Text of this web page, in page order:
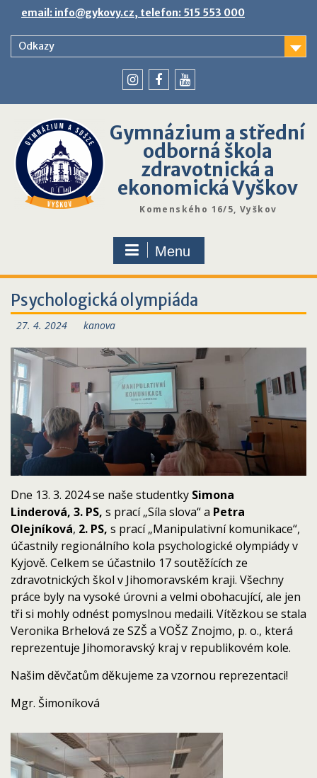
content
email: info@gykovy.cz, telefon: 515 553 000
Odkazy
Gymnázium a střední
odborná škola
zdravotnická a
ekonomická Vyškov
Komenského 16/5, Vyškov
Menu
Psychologická olympiáda
27. 4. 2024 kanova
Dne 13. 3. 2024 se naše studentky Simona
Linderová, 3. PS, s prací „Síla slova“ a Petra
Olejníková, 2. PS, s prací „Manipulativní komunikace“,
účastnily regionálního kola psychologické olympiády v
Kyjově. Celkem se účastnilo 17 soutěžících ze
zdravotnických škol v Jihomoravském kraji. Všechny
práce byly na vysoké úrovni a velmi obohacující, ale jen
tři si mohly odnést pomyslnou medaili. Vítězkou se stala
Veronika Brhelová ze SZŠ a VOŠZ Znojmo, p. o., která
reprezentuje Jihomoravský kraj v republikovém kole.
Našim děvčatům děkujeme za vzornou reprezentaci!
Mgr. Šimoníková